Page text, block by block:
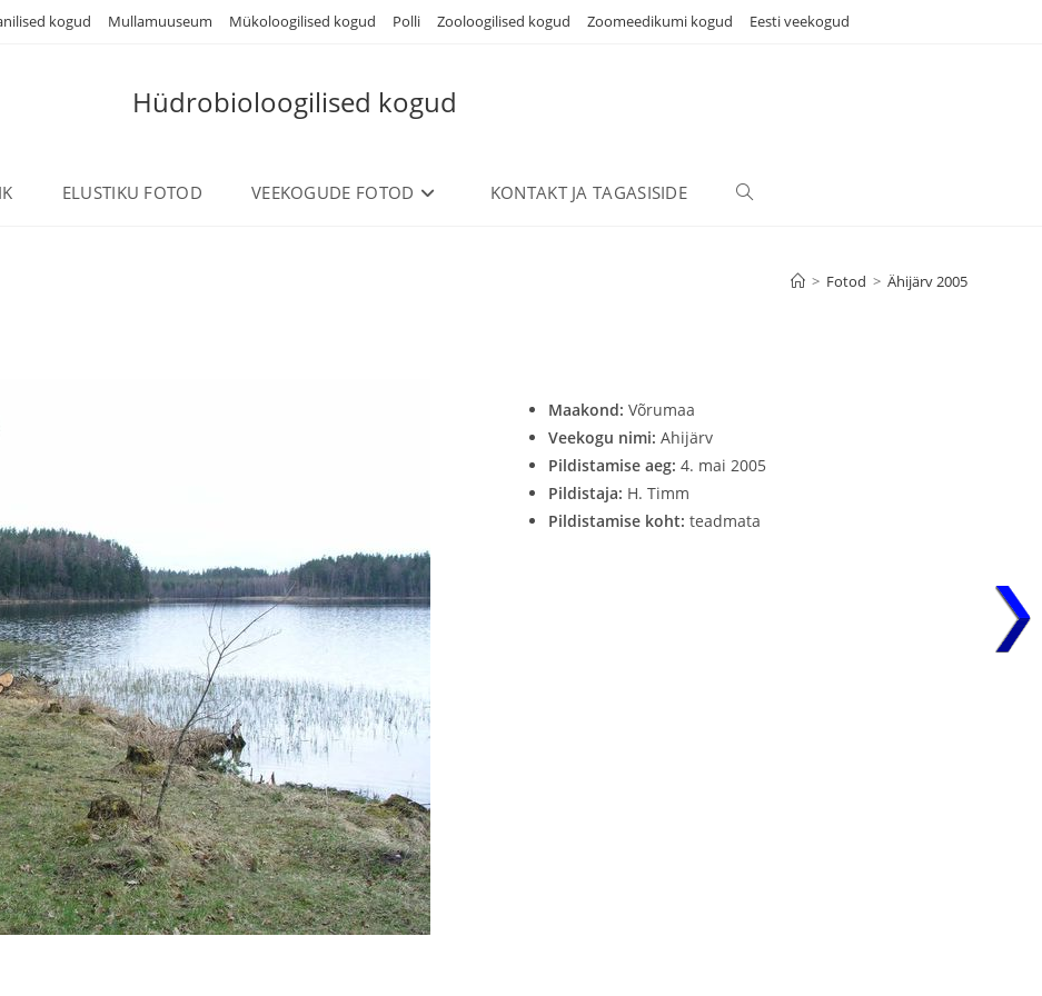
kogud Mullamuuseum Mükoloogilised kogud Polli Zooloogilised kogud Zoomeedikumi kogud Eesti veekogud
Hüdrobioloogilised kogud
ELUSTIKU FOTOD VEEKOGUDE FOTOD KONTAKT JA TAGASISIDE TOGGLE
> Fotod > Ähijärv 2005
Maakond:Võrumaa
Veekogu nimi:Ahijärv
Pildistamise aeg:4. mai 2005
Pildistaja: H. Timm
Pildistamise koht:teadmata